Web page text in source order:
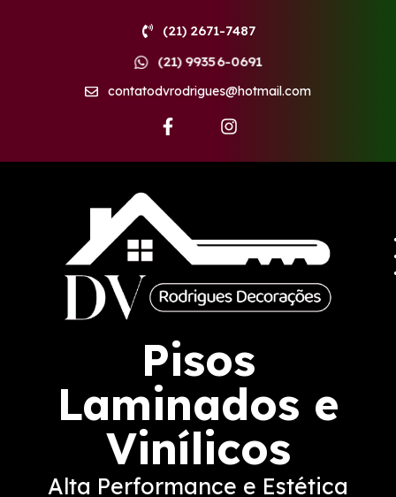
(21) 2671-7487
(21) 99356-0691
contatodvrodrigues@hotmail.com
F
a
e
o
k
I
n
t
a
Pisos
Laminados e
Vinílicos
Alta Performance e Estética